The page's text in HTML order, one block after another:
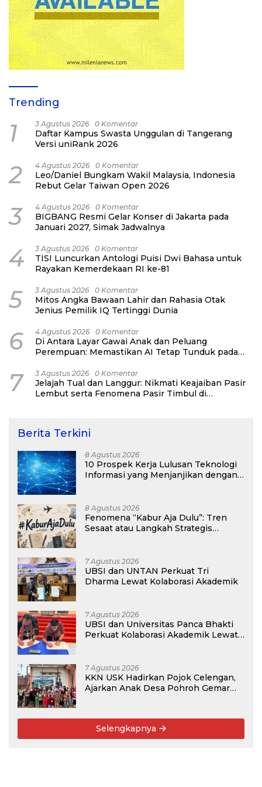
Trending
1 3 Agustus 2026 0 Komentar
Daftar Kampus Swasta Unggulan di Tangerang
Versi uniRank 2026
2 4 Agustus 2026 0 Komentar
Leo/Daniel Bungkam Wakil Malaysia, Indonesia
Rebut Gelar Taiwan Open 2026
3 4 Agustus 2026 0 Komentar
BIGBANG Resmi Gelar Konser di Jakarta pada
Januari 2027, Simak Jadwalnya
4 3 Agustus 2026 0 Komentar
TISI Luncurkan Antologi Puisi Dwi Bahasa untuk
Rayakan Kemerdekaan RI ke-81
5 3 Agustus 2026 0 Komentar
Mitos Angka Bawaan Lahir dan Rahasia Otak
Jenius Pemilik IQ Tertinggi Dunia
6 4 Agustus 2026 0 Komentar
Di Antara Layar Gawai Anak dan Peluang
Perempuan: Memastikan AI Tetap Tunduk pada
7 3 Agustus 2026 0 Komentar
Jelajah Tual dan Langgur: Nikmati Keajaiban Pasir
Lembut serta Fenomena Pasir Timbul di
Berita Terkini
8 Agustus 2026
10 Prospek Kerja Lulusan Teknologi
Informasi yang Menjanjikan dengan
8 Agustus 2026
Fenomena “Kabur Aja Dulu”: Tren
Sesaat atau Langkah Strategis
7 Agustus 2026
UBSI dan UNTAN Perkuat Tri
Dharma Lewat Kolaborasi Akademik
7 Agustus 2026
UBSI dan Universitas Panca Bhakti
Perkuat Kolaborasi Akademik Lewat
7 Agustus 2026
KKN USK Hadirkan Pojok Celengan,
Ajarkan Anak Desa Pohroh Gemar
Selengkapnya